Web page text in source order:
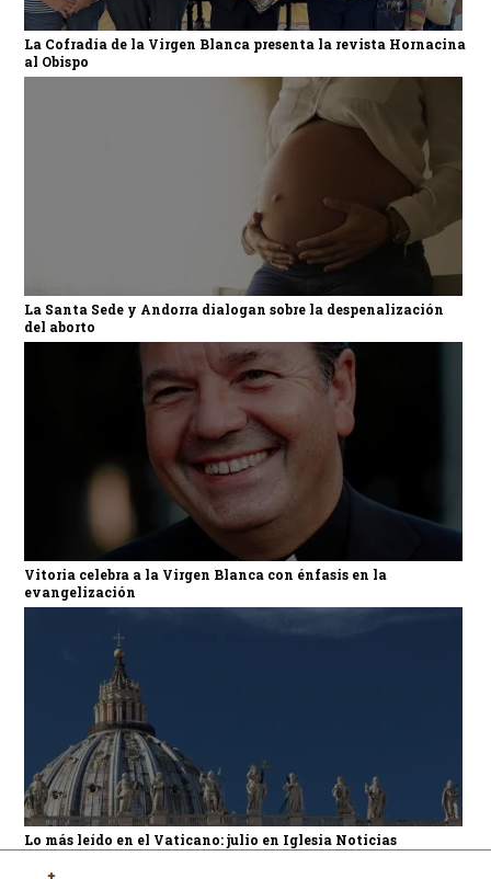
La Cofradía de la Virgen Blanca presenta la revista Hornacina
al Obispo
La Santa Sede y Andorra dialogan sobre la despenalización
del aborto
Vitoria celebra a la Virgen Blanca con énfasis en la
evangelización
Lo más leído en el Vaticano: julio en Iglesia Noticias